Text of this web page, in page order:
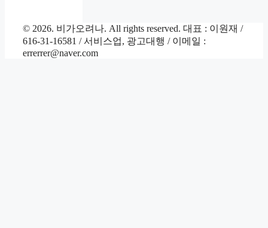
© 2026. 비가오려나. All rights reserved. 대표 : 이원재 /
616-31-16581 / 서비스업, 광고대행 / 이메일 :
errerrer@naver.com